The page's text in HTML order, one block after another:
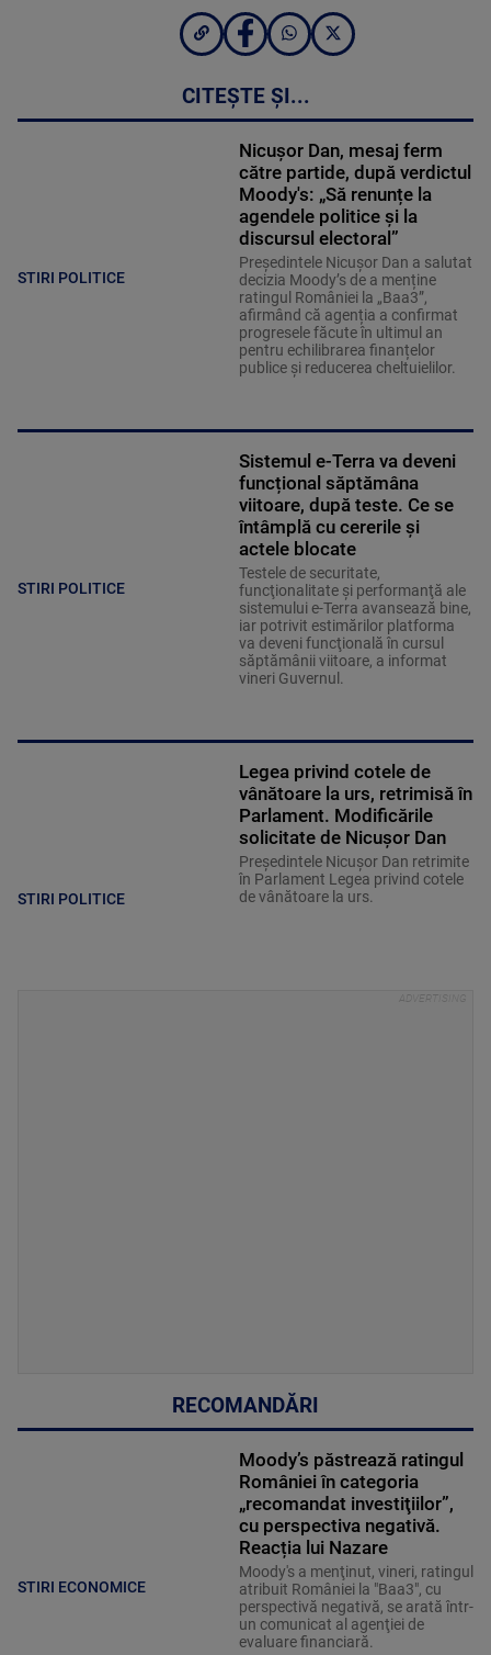
CITEȘTE ȘI...
STIRI POLITICE
Nicușor Dan, mesaj ferm
către partide, după verdictul
Moody's: „Să renunțe la
agendele politice şi la
discursul electoral”
Președintele Nicușor Dan a salutat
decizia Moody’s de a menține
ratingul României la „Baa3”,
afirmând că agenția a confirmat
progresele făcute în ultimul an
pentru echilibrarea finanțelor
publice și reducerea cheltuielilor.
STIRI POLITICE
Sistemul e-Terra va deveni
funcțional săptămâna
viitoare, după teste. Ce se
întâmplă cu cererile și
actele blocate
Testele de securitate,
funcţionalitate şi performanţă ale
sistemului e-Terra avansează bine,
iar potrivit estimărilor platforma
va deveni funcţională în cursul
săptămânii viitoare, a informat
vineri Guvernul.
STIRI POLITICE
Legea privind cotele de
vânătoare la urs, retrimisă în
Parlament. Modificările
solicitate de Nicușor Dan
Președintele Nicușor Dan retrimite
în Parlament Legea privind cotele
de vânătoare la urs.
RECOMANDĂRI
STIRI ECONOMICE
Moody’s păstrează ratingul
României în categoria
„recomandat investiţiilor”,
cu perspectiva negativă.
Reacția lui Nazare
Moody's a menţinut, vineri, ratingul
atribuit României la "Baa3", cu
perspectivă negativă, se arată într-
un comunicat al agenţiei de
evaluare financiară.